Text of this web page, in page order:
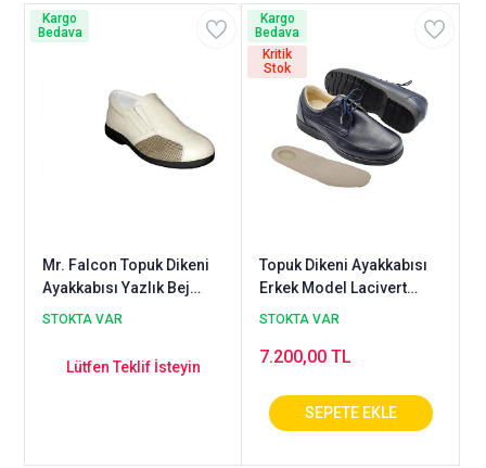
Mr. Falcon Topuk Dikeni
Ayakkabısı Yazlık Bej
EPTYA53J
STOKTA VAR
Lütfen Teklif İsteyin
Kargo
Bedava
Topuk Dikeni Ayakkabısı
Erkek Model Lacivert
EPTA52LL
STOKTA VAR
7.200,00 TL
Kargo
Bedava
Kritik
Stok